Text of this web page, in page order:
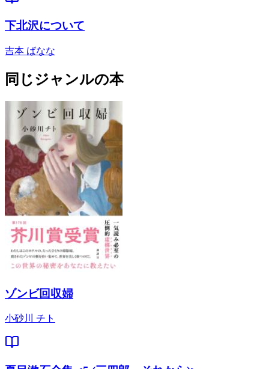
下北沢について
吉本 ばなな
同じジャンルの本
ゾンビ回収婦
小砂川 チト